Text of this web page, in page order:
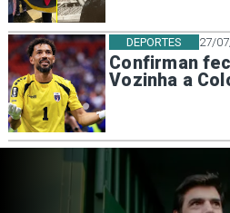
27/
Confirman
Vozinha a
DEPORTES